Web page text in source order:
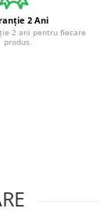
2 Ani
2 ani pentru fiecare
produs.